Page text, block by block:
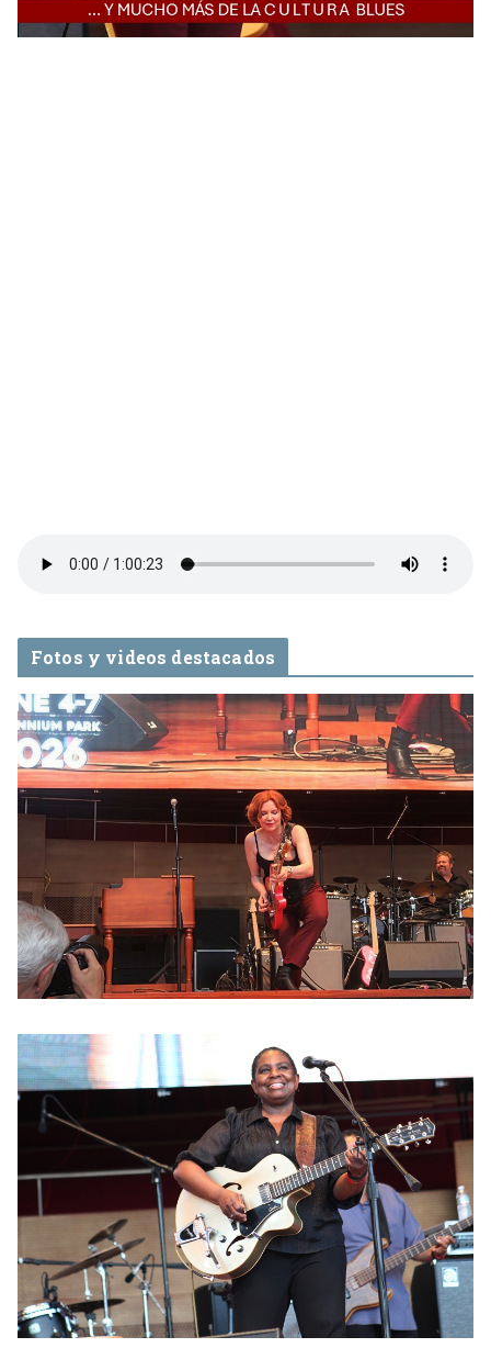
Fotos y videos destacados